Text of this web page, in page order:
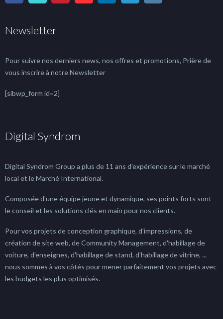
Newsletter
Pour suivre nos derniers news, nos offres et promotions, Prière de
vous inscrire à notre Newsletter
[sibwp_form id=2]
Digital Syndrom
Digital Syndrom Group a plus de 11 ans d'expérience sur le marché
local et le Marché International.
Composée d'une équipe jeune et dynamique, ses points forts sont
le conseil et les solutions clés en main pour nos clients.
Pour vos projets de conception graphique, d'impressions, de
création de site web, de Community Management, d'habillage de
voiture, d'enseignes, d'habillage de stand, d'habillage de vitrine, ...
nous sommes à vos côtés pour mener parfaitement vos projets avec
les budgets les plus optimisés.